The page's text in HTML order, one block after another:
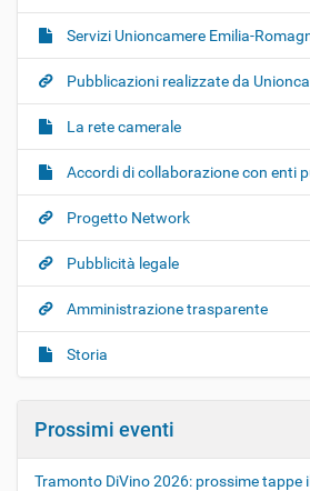
Servizi Unioncamere Emilia-
Pubblicazioni realizzate da
La rete camerale
Accordi di collaborazione con enti
Progetto Network
Pubblicità legale
Amministrazione trasparente
Storia
Prossimi eventi
Tramonto DiVino 2026: prossime tappe